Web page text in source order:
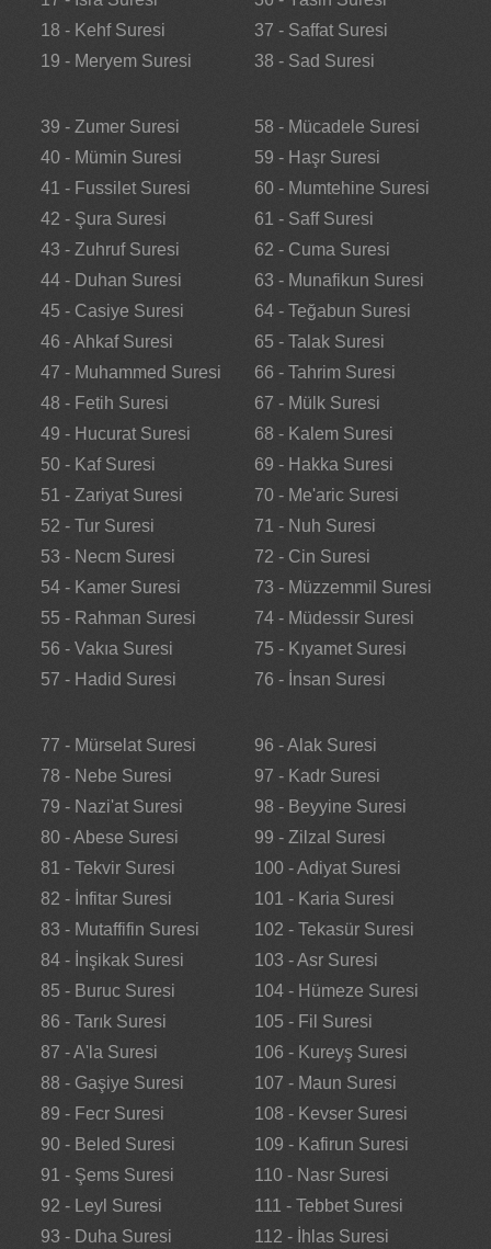
18 - Kehf Suresi
19 - Meryem Suresi
37 - Saffat Suresi
38 - Sad Suresi
39 - Zumer Suresi
40 - Mümin Suresi
41 - Fussilet Suresi
42 - Şura Suresi
43 - Zuhruf Suresi
44 - Duhan Suresi
45 - Casiye Suresi
46 - Ahkaf Suresi
47 - Muhammed Suresi
48 - Fetih Suresi
49 - Hucurat Suresi
50 - Kaf Suresi
51 - Zariyat Suresi
52 - Tur Suresi
53 - Necm Suresi
54 - Kamer Suresi
55 - Rahman Suresi
56 - Vakıa Suresi
57 - Hadid Suresi
58 - Mücadele Suresi
59 - Haşr Suresi
60 - Mumtehine Suresi
61 - Saff Suresi
62 - Cuma Suresi
63 - Munafikun Suresi
64 - Teğabun Suresi
65 - Talak Suresi
66 - Tahrim Suresi
67 - Mülk Suresi
68 - Kalem Suresi
69 - Hakka Suresi
70 - Me'aric Suresi
71 - Nuh Suresi
72 - Cin Suresi
73 - Müzzemmil Suresi
74 - Müdessir Suresi
75 - Kıyamet Suresi
76 - İnsan Suresi
77 - Mürselat Suresi
78 - Nebe Suresi
79 - Nazi'at Suresi
80 - Abese Suresi
81 - Tekvir Suresi
82 - İnfitar Suresi
83 - Mutaffifin Suresi
84 - İnşikak Suresi
85 - Buruc Suresi
86 - Tarık Suresi
87 - A'la Suresi
88 - Gaşiye Suresi
89 - Fecr Suresi
90 - Beled Suresi
91 - Şems Suresi
92 - Leyl Suresi
93 - Duha Suresi
96 - Alak Suresi
97 - Kadr Suresi
98 - Beyyine Suresi
99 - Zilzal Suresi
100 - Adiyat Suresi
101 - Karia Suresi
102 - Tekasür Suresi
103 - Asr Suresi
104 - Hümeze Suresi
105 - Fil Suresi
106 - Kureyş Suresi
107 - Maun Suresi
108 - Kevser Suresi
109 - Kafirun Suresi
110 - Nasr Suresi
111 - Tebbet Suresi
112 - İhlas Suresi